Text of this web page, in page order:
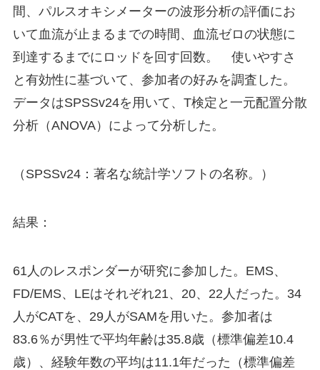
間、パルスオキシメーターの波形分析の評価にお
いて血流が止まるまでの時間、血流ゼロの状態に
到達するまでにロッドを回す回数。 使いやすさ
と有効性に基づいて、参加者の好みを調査した。
データはSPSSv24を用いて、T検定と一元配置分散
分析（ANOVA）によって分析した。
（SPSSv24：著名な統計学ソフトの名称。）
結果：
61人のレスポンダーが研究に参加した。EMS、
FD/EMS、LEはそれぞれ21、20、22人だった。34
人がCATを、29人がSAMを用いた。参加者は
83.6％が男性で平均年齢は35.8歳（標準偏差10.4
歳）、経験年数の平均は11.1年だった（標準偏差